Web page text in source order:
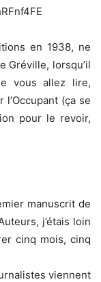
en 1938, ne
Gréville, lorsqu’il
vous allez lire,
(ça se
pour le revoir,
manuscrit de
j’étais loin
cinq mois, cinq
viennent